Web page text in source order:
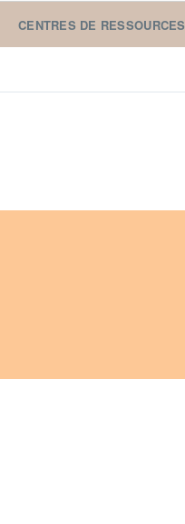
CENTRES DE RESSOURCES